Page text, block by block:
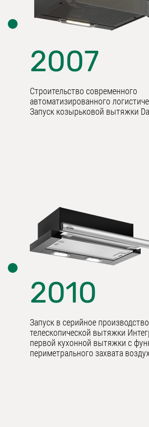
2007
Строительство современного
автоматизированного
Запуск козырьковой вытяжки
2010
Запуск в серийное производство
телескопической вытяжки
первой кухонной вытяжки с
периметрального захвата